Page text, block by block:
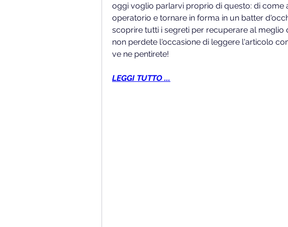
oggi voglio parlarvi proprio di questo: di come
operatorio e tornare in forma in un batter
scoprire tutti i segreti per recuperare al meglio
non perdete l'occasione di leggere l'articolo
ve ne pentirete!
LEGGI TUTTO ...